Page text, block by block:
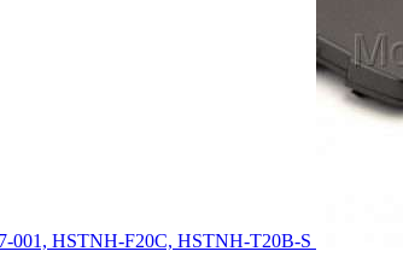
001, HSTNH-F20C, HSTNH-T20B-S